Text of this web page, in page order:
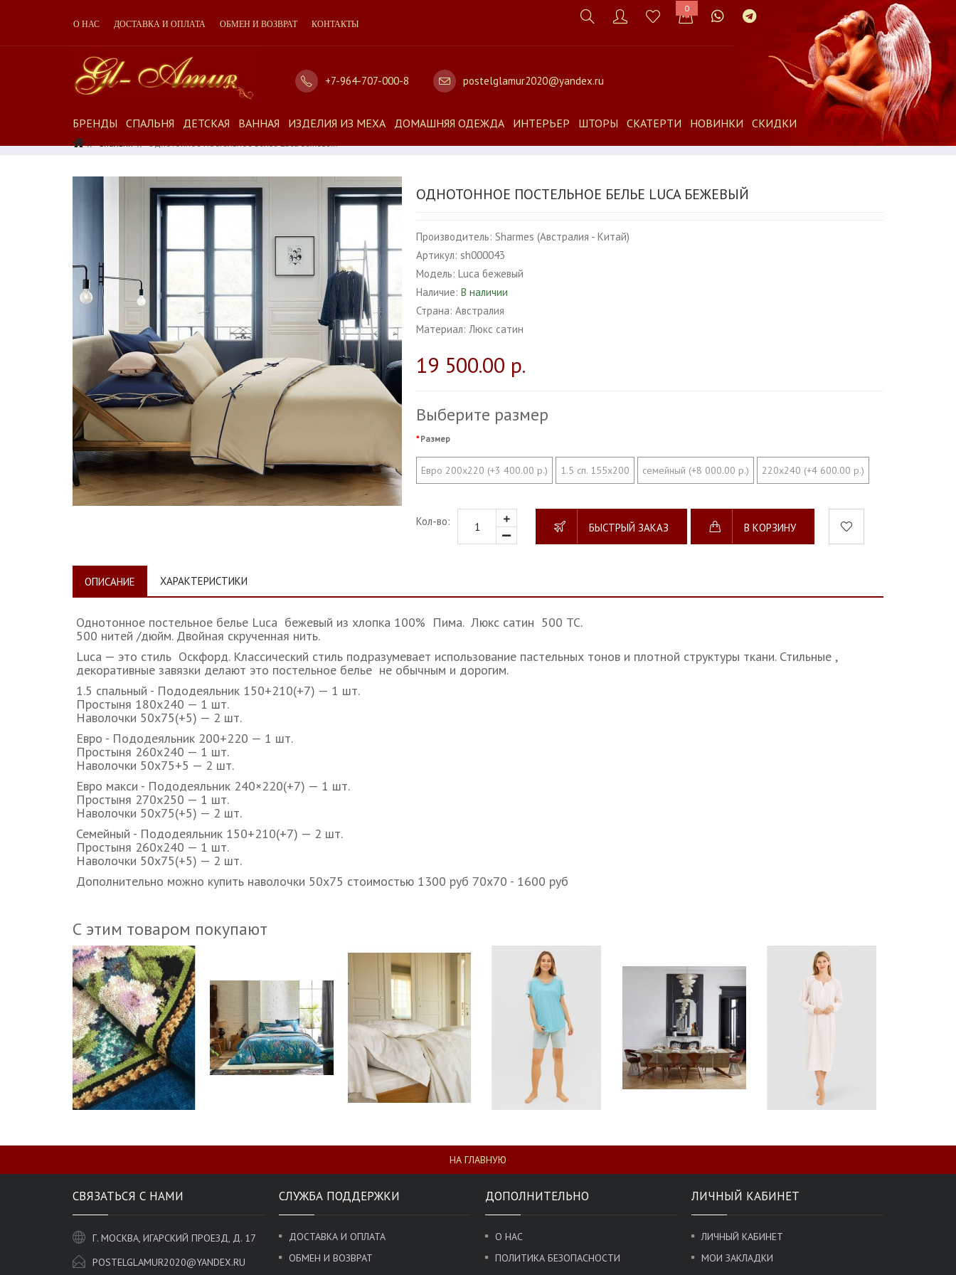
0
О НАС ДОСТАВКА И ОПЛАТА ОБМЕН И ВОЗВРАТ КОНТАКТЫ
+7-964-707-000-8 postelglamur2020@yandex.ru
БРЕНДЫ СПАЛЬНЯ ДЕТСКАЯ ВАННАЯ ИЗДЕЛИЯ ИЗ МЕХА ДОМАШНЯЯ ОДЕЖДА ИНТЕРЬЕР ШТОРЫ СКАТЕРТИ НОВИНКИ СКИДКИ
Спальня Однотонное Постельное Белье Luca Бежевый
ОДНОТОННОЕ ПОСТЕЛЬНОЕ БЕЛЬЕ LUCA БЕЖЕВЫЙ
Производитель: Sharmes (Австралия - Китай)
Артикул: sh000043
Модель: Luca бежевый
Наличие: В наличии
Страна: Австралия
Материал: Люкс сатин
19 500.00 р.
Выберите размер
Размер
Евро 200х220 (+3 400.00 р.) 1.5 сп. 155х200 семейный (+8 000.00 р.) 220х240 (+4 600.00 р.)
Кол-во: БЫСТРЫЙ ЗАКАЗ В КОРЗИНУ
ОПИСАНИЕ ХАРАКТЕРИСТИКИ
Однотонное постельное белье Luca бежевый из хлопка 100% Пима. Люкс сатин 500 ТС.
500 нитей /дюйм. Двойная скрученная нить.
Luca — это стиль Оскфорд. Классический стиль подразумевает использование пастельных тонов и плотной структуры ткани. Стильные ,
декоративные завязки делают это постельное белье не обычным и дорогим.
1.5 спальный - Пододеяльник 150+210(+7) — 1 шт.
Простыня 180х240 — 1 шт.
Наволочки 50х75(+5) — 2 шт.
Евро - Пододеяльник 200+220 — 1 шт.
Простыня 260х240 — 1 шт.
Наволочки 50х75+5 — 2 шт.
Евро макси - Пододеяльник 240×220(+7) — 1 шт.
Простыня 270х250 — 1 шт.
Наволочки 50х75(+5) — 2 шт.
Семейный - Пододеяльник 150+210(+7) — 2 шт.
Простыня 260х240 — 1 шт.
Наволочки 50х75(+5) — 2 шт.
Дополнительно можно купить наволочки 50х75 стоимостью 1300 руб 70х70 - 1600 руб
С этим товаром покупают
НА ГЛАВНУЮ
СВЯЗАТЬСЯ С НАМИ
Г. МОСКВА, ИГАРСКИЙ ПРОЕЗД, Д. 17
POSTELGLAMUR2020@YANDEX.RU
СЛУЖБА ПОДДЕРЖКИ
ДОСТАВКА И ОПЛАТА
ОБМЕН И ВОЗВРАТ
ДОПОЛНИТЕЛЬНО
О НАС
ПОЛИТИКА БЕЗОПАСНОСТИ
ЛИЧНЫЙ КАБИНЕТ
ЛИЧНЫЙ КАБИНЕТ
МОИ ЗАКЛАДКИ